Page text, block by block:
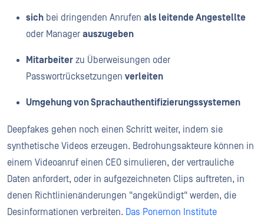
sich bei dringenden Anrufen als leitende Angestellte
oder Manager auszugeben
Mitarbeiter zu Überweisungen oder
Passwortrücksetzungen verleiten
Umgehung von Sprachauthentifizierungssystemen
Deepfakes gehen noch einen Schritt weiter, indem sie
synthetische Videos erzeugen. Bedrohungsakteure können in
einem Videoanruf einen CEO simulieren, der vertrauliche
Daten anfordert, oder in aufgezeichneten Clips auftreten, in
denen Richtlinienänderungen "angekündigt" werden, die
Desinformationen verbreiten. Das Ponemon Institute